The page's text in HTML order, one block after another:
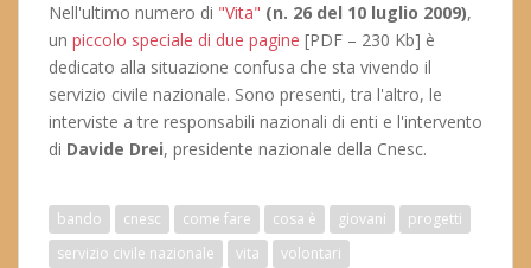
Nell'ultimo numero di "Vita" (n. 26 del 10 luglio 2009),
un piccolo speciale di due pagine [PDF – 230 Kb] è
dedicato alla situazione confusa che sta vivendo il
servizio civile nazionale. Sono presenti, tra l'altro, le
interviste a tre responsabili nazionali di enti e l'intervento
di Davide Drei, presidente nazionale della Cnesc.
bando cnesc come fare cosa è giovani
progetti
servizio civile nazionale
vita volontari